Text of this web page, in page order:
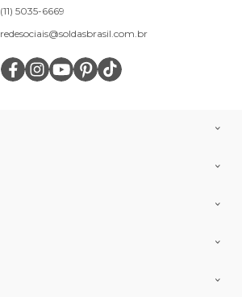
(11) 5035-6669
redesociais@soldasbrasil.com.br